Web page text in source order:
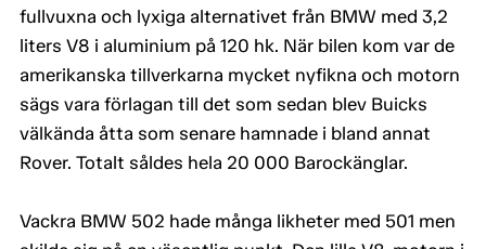
fullvuxna och lyxiga alternativet från BMW med 3,2
liters V8 i aluminium på 120 hk. När bilen kom var de
amerikanska tillverkarna mycket nyfikna och motorn
sägs vara förlagan till det som sedan blev Buicks
välkända åtta som senare hamnade i bland annat
Rover. Totalt såldes hela 20 000 Barockänglar.
Vackra BMW 502 hade många likheter med 501 men